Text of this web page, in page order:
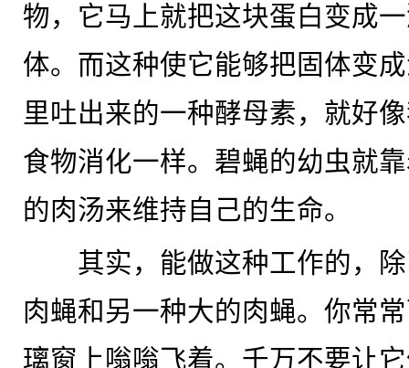
物，它马上就把这块蛋白变成
体。而这种使它能够把固体变
里吐出来的一种酵母素，就好
食物消化一样。碧蝇的幼虫就
的肉汤来维持自己的生命。
其实，能做这种工作的，除
肉蝇和另一种大的肉蝇。你常
璃窗上嗡嗡飞着。千万不要让